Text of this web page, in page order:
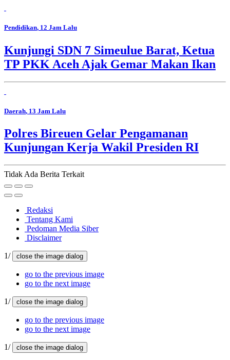
Pendidikan, 12 Jam Lalu
Kunjungi SDN 7 Simeulue Barat, Ketua
TP PKK Aceh Ajak Gemar Makan Ikan
Daerah, 13 Jam Lalu
Polres Bireuen Gelar Pengamanan
Kunjungan Kerja Wakil Presiden RI
Tidak Ada Berita Terkait
Redaksi
Tentang Kami
Pedoman Media Siber
Disclaimer
1/ close the image dialog
go to the previous image
go to the next image
1/ close the image dialog
go to the previous image
go to the next image
1/ close the image dialog